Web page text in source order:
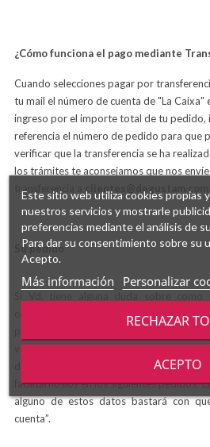
¿Cómo funciona el pago mediante
Cuando selecciones pagar por
tu mail el número de cuenta de "La Caixa"
ingreso por el importe total de tu pedido,
referencia el número de pedido para que
verificar que la transferencia se ha
los trámites te aconsejamos que nos
Su pedido
consultar el apartado “Como Comprar”
vez facilitados sus datos y con el fin de
dispondrá de su cuenta y ya no
facilitárnoslos en los siguientes pedidos.
alguno de estos datos bastará con
cuenta”.
Este sitio web utiliza cookies propias
nuestros servicios y mostrarle
preferencias mediante el análisis de
Para dar su consentimiento sobre su
Acepto.
Más información Personalizar
RECHAZAR
ACEPTO